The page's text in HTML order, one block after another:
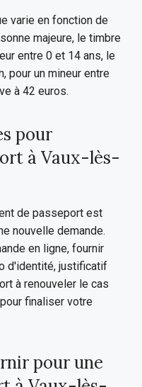
varie en fonction de
majeure, le timbre
entre 0 et 14 ans, le
pour un mineur entre
à 42 euros.
pour
à Vaux-lès-
de passeport est
nouvelle demande.
en ligne, fournir
d'identité, justificatif
à renouveler le cas
finaliser votre
pour une